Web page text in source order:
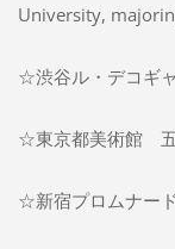
University,
☆渋谷ル・デコギ
☆東京都美術館
☆新宿プロムナ